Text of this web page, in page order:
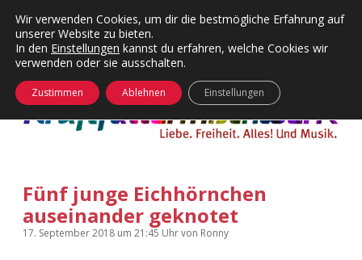
Kategorien
Menü
24 Hours Chilling
Die Wende
KFMW-Disco
kfmw.stuff
KFMW-Disco
Dates
Contact
Adventskalender
öffnen
Fünf junge Eichhörnchen
auseinander geknotet
17. September 2018 um 21:45 Uhrvon Ronny
Wir verwenden Cookies, um dir die bestmögliche Erfahrung auf
unserer Website zu bieten.
In den Einstellungen kannst du erfahren, welche Cookies wir
verwenden oder sie ausschalten.
Zustimmen Ablehnen Einstellungen